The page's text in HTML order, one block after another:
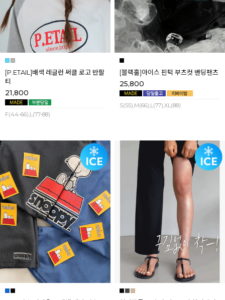
[P.ETAIL]배색 레글런 써클 로고 반팔
티
21,800
F(44-66),L(77-88)
[블랙홀]아이스 핀턱 부츠컷 밴딩팬츠
25,800
S(55),M(66),L(77),XL(88)